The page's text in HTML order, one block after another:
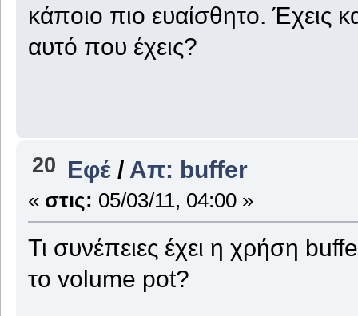
κάποιο πιο ευαίσθητο. Έχεις
αυτό που έχεις?
20 Εφέ / Απ: buffer
« στις: 05/03/11, 04:00 »
Τι συνέπειες έχει η χρήση
το volume pot?